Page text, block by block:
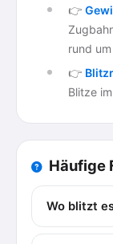
👉
rund
👉
Blitze
Häufige
Wo blitzt